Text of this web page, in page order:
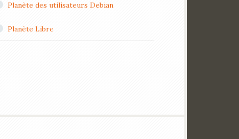
Planète des utilisateurs Debian
Planète Libre